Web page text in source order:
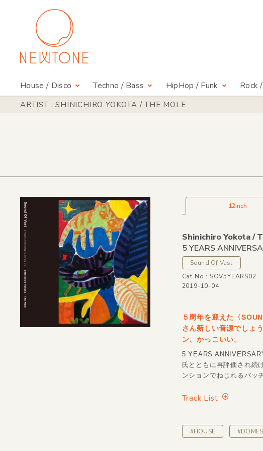
House / Disco Techno / Bass HipHop / Funk Rock
ARTIST : SHINICHIRO YOKOTA / THE MOLE
12inch
Shinichiro Yokota /
5 YEARS
Sound Of Vast
Cat No.: SOV5YEARS02
2019-10-04
５周年を迎えた〈
さん新しい音源でしょ
ン、かっこいい。
5 YEARS
氏とともに再評価され続
ンションでねじれるバッ
Track List
#HOUSE